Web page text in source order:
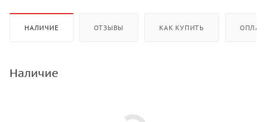
НАЛИЧИЕ ОТЗЫВЫ КАК КУПИТЬ
Наличие